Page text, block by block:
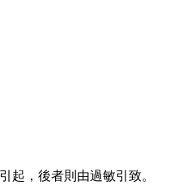
起，後者則由過敏引致。